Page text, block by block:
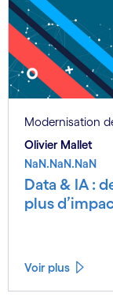
Modernisation
Olivier Mallet
NaN.NaN.NaN
Data & IA :
plus
Voir plus